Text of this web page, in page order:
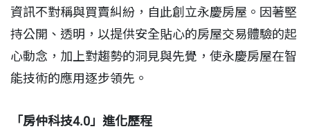
資訊不對稱與買賣糾紛，自此創立永慶房屋。因著堅
持公開、透明，以提供安全貼心的房屋交易體驗的起
心動念，加上對趨勢的洞見與先覺，使永慶房屋在智
能技術的應用逐步領先。
「房仲科技4.0」進化歷程